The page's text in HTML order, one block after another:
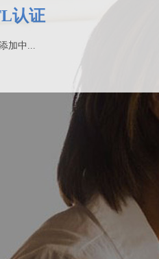
认证
加中...